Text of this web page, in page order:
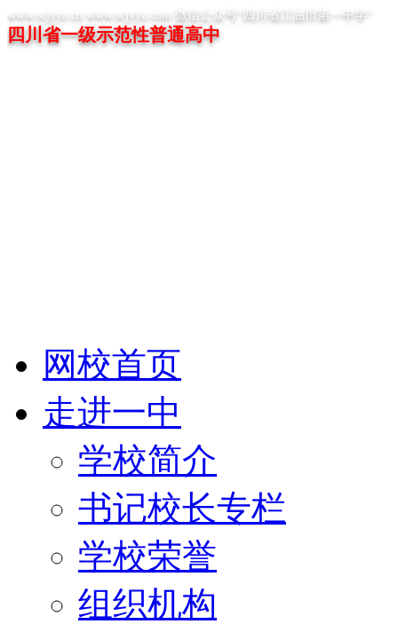
www.scjyyz.cn www.scjyyz.com 微信公众号“四川省江油市第一中学”
四川省一级示范性普通高中
网校首页
走进一中
学校简介
书记校长专栏
学校荣誉
组织机构